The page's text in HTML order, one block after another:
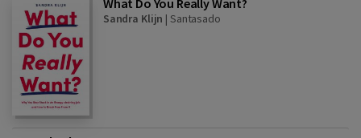
Sandra Klijn | Santasado